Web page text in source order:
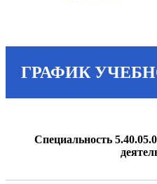
ГРАФИК
Специальность